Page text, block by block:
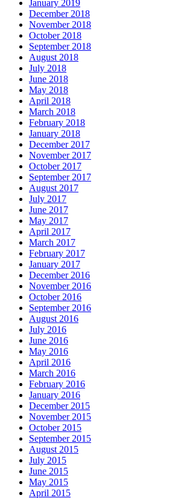
January 2019
December 2018
November 2018
October 2018
September 2018
August 2018
July 2018
June 2018
May 2018
April 2018
March 2018
February 2018
January 2018
December 2017
November 2017
October 2017
September 2017
August 2017
July 2017
June 2017
May 2017
April 2017
March 2017
February 2017
January 2017
December 2016
November 2016
October 2016
September 2016
August 2016
July 2016
June 2016
May 2016
April 2016
March 2016
February 2016
January 2016
December 2015
November 2015
October 2015
September 2015
August 2015
July 2015
June 2015
May 2015
April 2015